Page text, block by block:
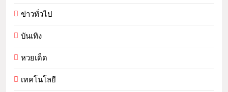
ข่าวทั่วไป
บันเทิง
หวยเด็ด
เทคโนโลยี